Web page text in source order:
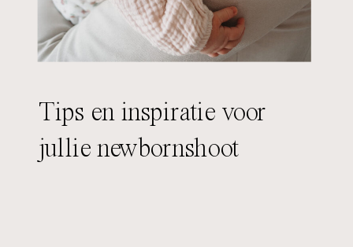
Tips en inspiratie voor
jullie newbornshoot